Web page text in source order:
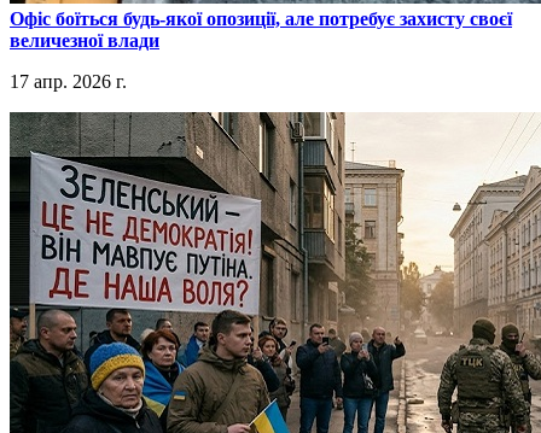
​Офіс боїться будь-якої опозиції, але потребує захисту своєї
величезної влади
17 апр. 2026 г.